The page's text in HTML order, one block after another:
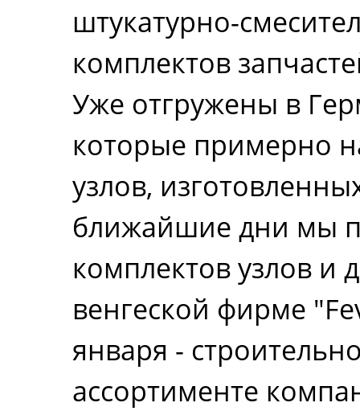
штукатурно-
комплектов
Уже отгружены в
которые примерно
узлов,
ближайшие дни мы
комплектов узлов и
венгеской фирме
января -
ассортименте